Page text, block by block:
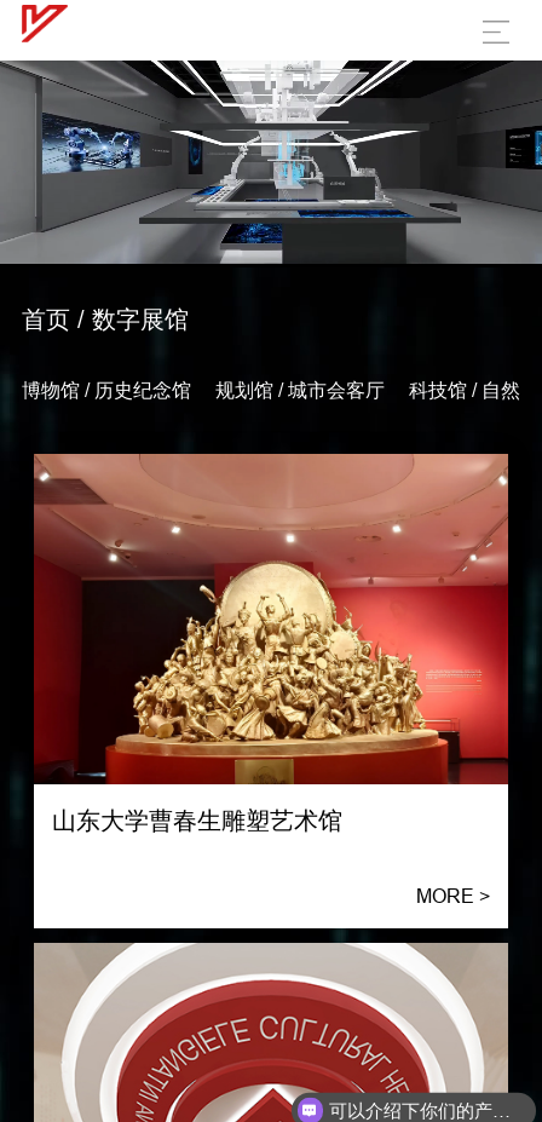
首页 / 数字展馆
博物馆 / 历史纪念馆 规划馆 / 城市会客厅 科技馆 / 自然馆
山东大学曹春生雕塑艺术馆
MORE >
可以介绍下你们的产品么